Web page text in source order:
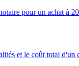
pour un achat à
et le coût total d'un